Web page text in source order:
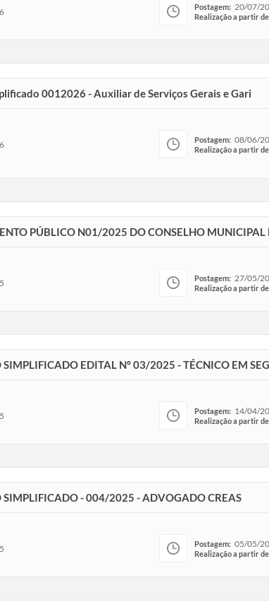
Postagem: 20/07/
Realização a partir
0012026 - Auxiliar de Serviços Gerais e Gari
Postagem: 08/06/
Realização a partir
PÚBLICO N01/2025 DO CONSELHO
Postagem: 27/05/
Realização a partir
SIMPLIFICADO EDITAL N° 03/2025 - TÉCNICO EM
Postagem: 14/04/
Realização a partir
SIMPLIFICADO - 004/2025 - ADVOGADO CREAS
Postagem: 05/05/
Realização a partir